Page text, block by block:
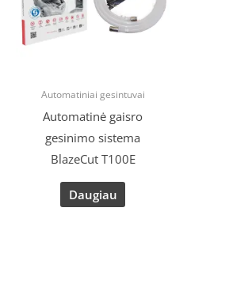
Automatiniai gesintuvai
Automatinė gaisro
gesinimo sistema
BlazeCut T100E
Daugiau